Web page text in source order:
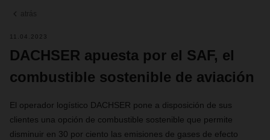
atrás
11.04.2023
DACHSER apuesta por el SAF, el
combustible sostenible de aviación
El operador logístico DACHSER pone a disposición de sus
clientes una opción de combustible sostenible que permite
disminuir en 30 por ciento las emisiones de gases de efecto